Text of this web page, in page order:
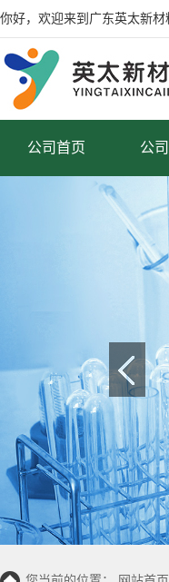
你好，欢迎来到广东英太新材
公司首页 公